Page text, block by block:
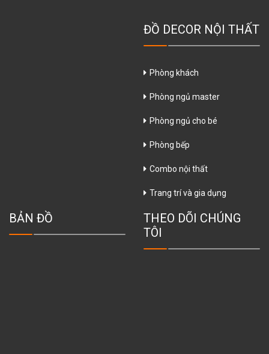
ĐỒ DECOR NỘI THẤT
Phòng khách
Phòng ngủ master
Phòng ngủ cho bé
Phòng bếp
Combo nội thất
Trang trí và gia dụng
BẢN ĐỒ
THEO DÕI CHÚNG
TÔI